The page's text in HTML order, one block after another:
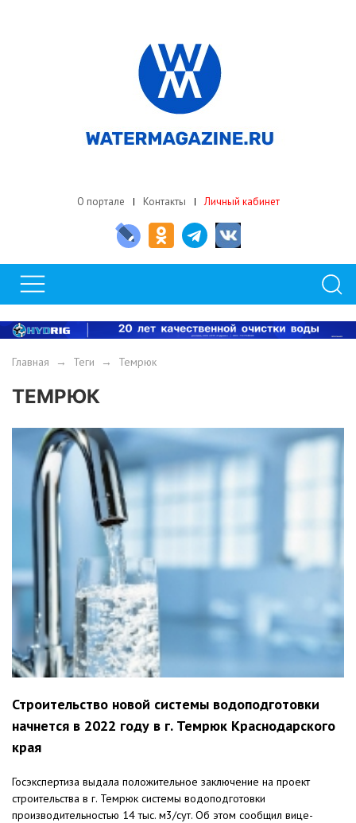
О портале Контакты Личный кабинет
Главная → Теги → Темрюк
ТЕМРЮК
Строительство новой системы водоподготовки
начнется в 2022 году в г. Темрюк Краснодарского
края
Госэкспертиза выдала положительное заключение на проект
строительства в г. Темрюк системы водоподготовки
производительностью 14 тыс. м3/сут. Об этом сообщил вице-